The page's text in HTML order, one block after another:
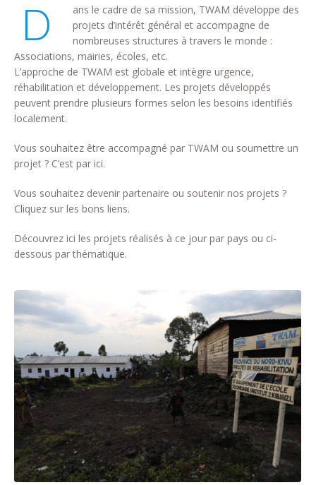
D
ans le cadre de sa mission, TWAM développe des
projets d’intérêt général et accompagne de
nombreuses structures à travers le monde :
Associations, mairies, écoles, etc.
L’approche de TWAM est globale et intègre urgence,
réhabilitation et développement. Les projets développés
peuvent prendre plusieurs formes selon les besoins identifiés
localement.
Vous souhaitez être accompagné par TWAM ou soumettre un
projet ? C’est par ici.
Vous souhaitez devenir partenaire ou soutenir nos projets ?
Cliquez sur les bons liens.
Découvrez ici les projets réalisés à ce jour par pays ou ci-
dessous par thématique.